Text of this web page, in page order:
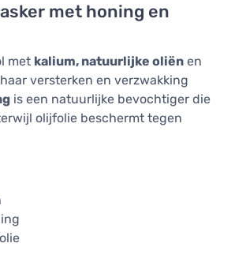
met honing en
met kalium, natuurlijke oliën en
versterken en verzwakking
is een natuurlijke bevochtiger die
olijfolie beschermt tegen